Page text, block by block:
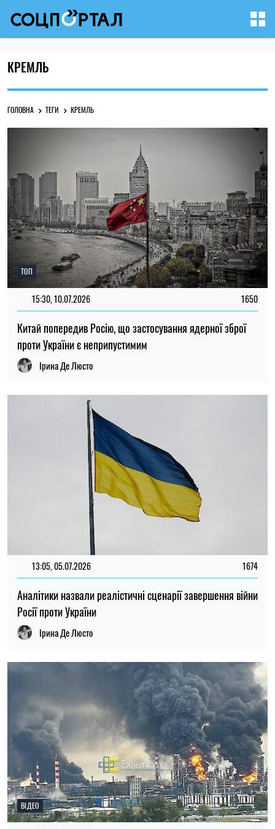
КРЕМЛЬ
ГОЛОВНА ТЕГИ КРЕМЛЬ
ТОП
15:30, 10.07.2026 1650
Китай попередив Росію, що застосування ядерної зброї
проти України є неприпустимим
Ірина Де Люсто
13:05, 05.07.2026 1674
Аналітики назвали реалістичні сценарії завершення війни
Росії проти України
Ірина Де Люсто
ВІДЕО